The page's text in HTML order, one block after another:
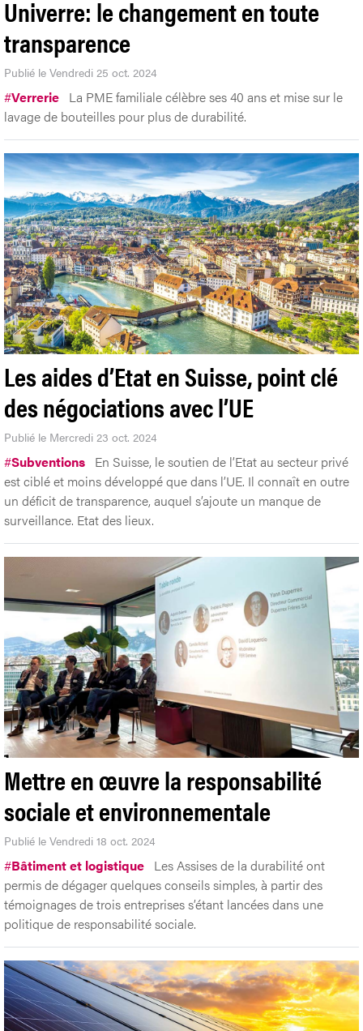
Univerre: le changement en toute
transparence
Publié le Vendredi 25 oct. 2024
#Verrerie La PME familiale célèbre ses 40 ans et mise sur le
lavage de bouteilles pour plus de durabilité.
Les aides d’Etat en Suisse, point clé
des négociations avec l’UE
Publié le Mercredi 23 oct. 2024
#Subventions En Suisse, le soutien de l’Etat au secteur privé
est ciblé et moins développé que dans l’UE. Il connaît en outre
un déficit de transparence, auquel s’ajoute un manque de
surveillance. Etat des lieux.
Mettre en œuvre la responsabilité
sociale et environnementale
Publié le Vendredi 18 oct. 2024
#Bâtiment et logistique Les Assises de la durabilité ont
permis de dégager quelques conseils simples, à partir des
témoignages de trois entreprises s’étant lancées dans une
politique de responsabilité sociale.